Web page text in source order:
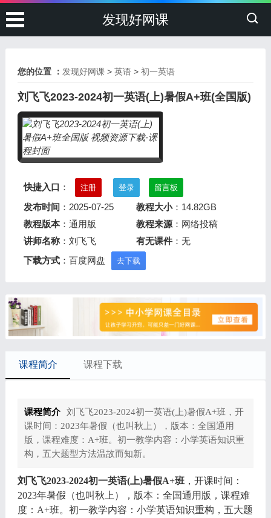
发现好网课
您的位置 ： 发现好网课> 英语> 初一英语
刘飞飞2023-2024初一英语(上)暑假A+班(全国版)
快捷入口 ： 注册 登录 留言板
发布时间 ：2025-07-25 教程大小：14.82GB
教程版本：通用版 教程来源 ：网络投稿
讲师名称：刘飞飞 有无课件 ：无
下载方式：百度网盘 去下载
课程简介 课程下载
课程简介
刘飞飞2023-2024初一英语(上)暑假A+班，开
课时间：2023年暑假（也叫秋上），版本：全国通用
版，课程难度：A+班。初一教学内容：小学英语知识重
构，五大题型方法温故而知新。
刘飞飞2023-2024初一英语(上)暑假A+班，开课时间：
2023年暑假（也叫秋上），版本：全国通用版，课程难
度：A+班。初一教学内容：小学英语知识重构，五大题